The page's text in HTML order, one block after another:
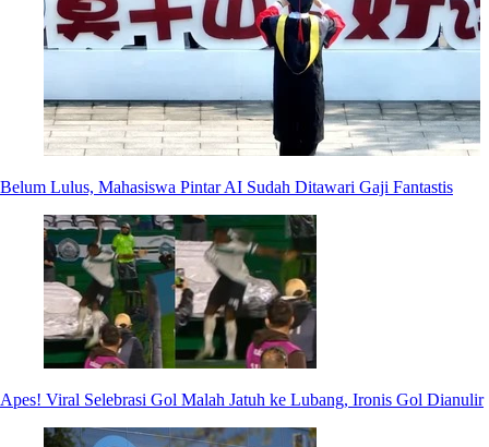
Belum Lulus, Mahasiswa Pintar AI Sudah Ditawari Gaji Fantastis
Apes! Viral Selebrasi Gol Malah Jatuh ke Lubang, Ironis Gol Dianulir